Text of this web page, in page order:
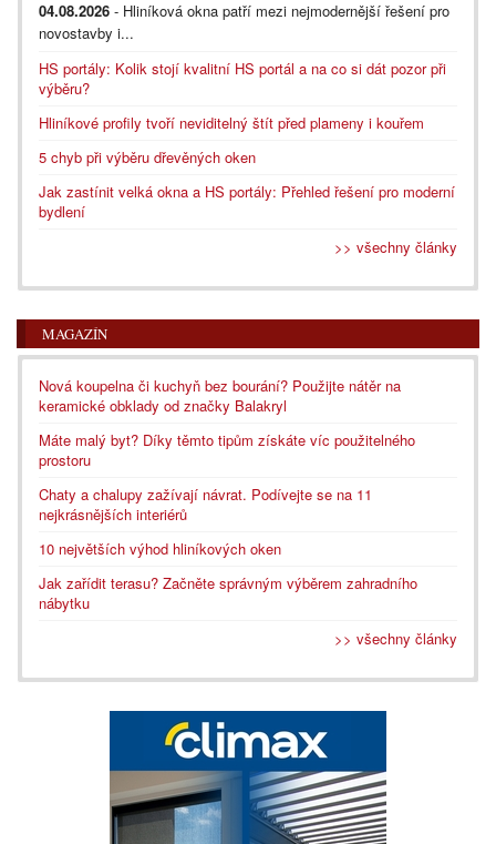
04.08.2026 - Hliníková okna patří mezi nejmodernější řešení pro
novostavby i...
HS portály: Kolik stojí kvalitní HS portál a na co si dát pozor při
výběru?
Hliníkové profily tvoří neviditelný štít před plameny i kouřem
5 chyb při výběru dřevěných oken
Jak zastínit velká okna a HS portály: Přehled řešení pro moderní
bydlení
>> všechny články
MAGAZÍN
Nová koupelna či kuchyň bez bourání? Použijte nátěr na
keramické obklady od značky Balakryl
Máte malý byt? Díky těmto tipům získáte víc použitelného
prostoru
Chaty a chalupy zažívají návrat. Podívejte se na 11
nejkrásnějších interiérů
10 největších výhod hliníkových oken
Jak zařídit terasu? Začněte správným výběrem zahradního
nábytku
>> všechny články